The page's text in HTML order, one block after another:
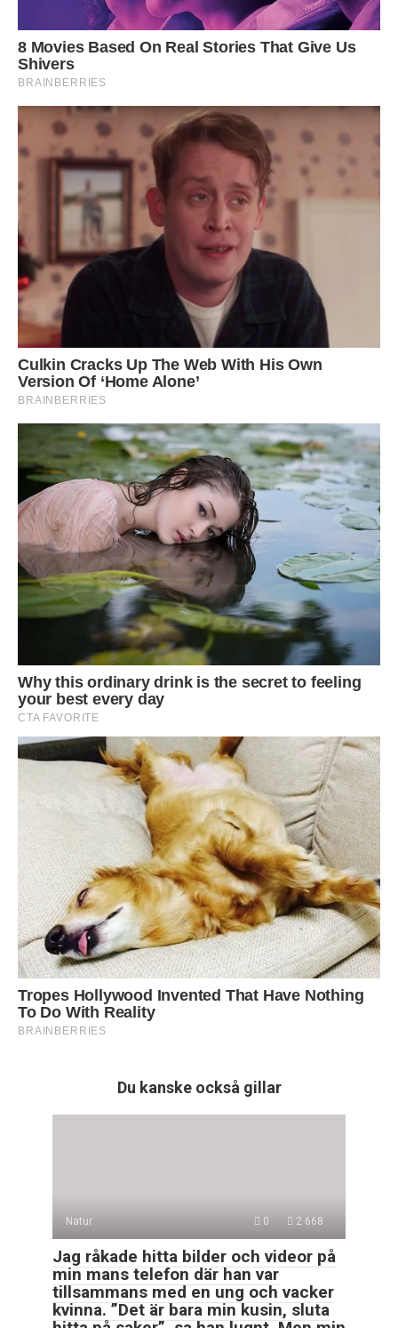
Du kanske också gillar
Natur 0 2 668
Jag råkade hitta bilder och videor på
min mans telefon där han var
tillsammans med en ung och vacker
kvinna. ”Det är bara min kusin, sluta